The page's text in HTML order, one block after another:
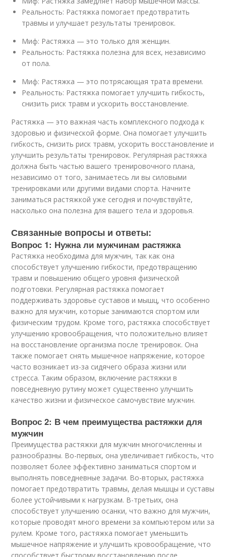
Реальность: Растяжка помогает предотвратить
травмы и улучшает результаты тренировок.
Миф: Растяжка — это только для женщин.
Реальность: Растяжка полезна для всех, независимо
от пола.
Миф: Растяжка — это потрясающая трата времени.
Реальность: Растяжка помогает улучшить гибкость,
снизить риск травм и ускорить восстановление.
Растяжка — это важная часть комплексного подхода к
здоровью и физической форме. Она помогает улучшить
гибкость, снизить риск травм, ускорить восстановление и
улучшить результаты тренировок. Регулярная растяжка
должна быть частью вашего тренировочного плана,
независимо от того, занимаетесь ли вы силовыми
тренировками или другими видами спорта. Начните
заниматься растяжкой уже сегодня и почувствуйте,
насколько она полезна для вашего тела и здоровья.
Связанные вопросы и ответы:
Вопрос 1: Нужна ли мужчинам растяжка
Растяжка необходима для мужчин, так как она
способствует улучшению гибкости, предотвращению
травм и повышению общего уровня физической
подготовки. Регулярная растяжка помогает
поддерживать здоровье суставов и мышц, что особенно
важно для мужчин, которые занимаются спортом или
физическим трудом. Кроме того, растяжка способствует
улучшению кровообращения, что положительно влияет
на восстановление организма после тренировок. Она
также помогает снять мышечное напряжение, которое
часто возникает из-за сидячего образа жизни или
стресса. Таким образом, включение растяжки в
повседневную рутину может существенно улучшить
качество жизни и физическое самочувствие мужчин.
Вопрос 2: В чем преимущества растяжки для
мужчин
Преимущества растяжки для мужчин многочисленны и
разнообразны. Во-первых, она увеличивает гибкость, что
позволяет более эффективно заниматься спортом и
выполнять повседневные задачи. Во-вторых, растяжка
помогает предотвратить травмы, делая мышцы и суставы
более устойчивыми к нагрузкам. В-третьих, она
способствует улучшению осанки, что важно для мужчин,
которые проводят много времени за компьютером или за
рулем. Кроме того, растяжка помогает уменьшить
мышечное напряжение и улучшить кровообращение, что